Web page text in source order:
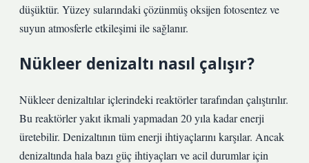
düşüktür. Yüzey sularındaki çözünmüş oksijen fotosentez ve
suyun atmosferle etkileşimi ile sağlanır.
Nükleer denizaltı nasıl çalışır?
Nükleer denizaltılar içlerindeki reaktörler tarafından çalıştırılır.
Bu reaktörler yakıt ikmali yapmadan 20 yıla kadar enerji
üretebilir. Denizaltının tüm enerji ihtiyaçlarını karşılar. Ancak
denizaltında hala bazı güç ihtiyaçları ve acil durumlar için